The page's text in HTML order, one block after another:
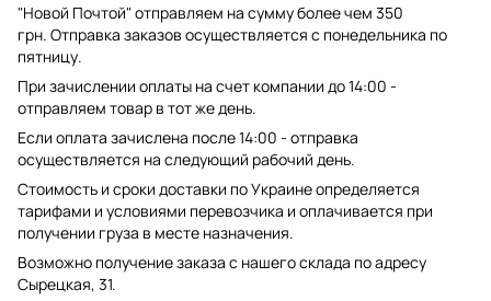
"Новой Почтой" отправляем на сумму более чем 350
грн. Отправка заказов осуществляется с понедельника по
пятницу.
При зачислении оплаты на счет компании до 14:00 -
отправляем товар в тот же день.
Если оплата зачислена после 14:00 - отправка
осуществляется на следующий рабочий день.
Стоимость и сроки доставки по Украине определяется
тарифами и условиями перевозчика и оплачивается при
получении груза в месте назначения.
Возможно получение заказа с нашего склада по адресу
Сырецкая, 31.